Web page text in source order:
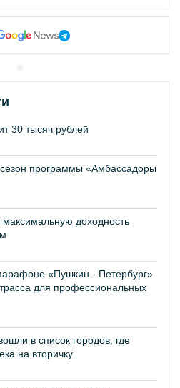
30 тысяч рублей
программы «Амбассадоры
максимальную доходность
«Пушкин - Петербург»
для профессиональных
в список городов, где
на вторичку